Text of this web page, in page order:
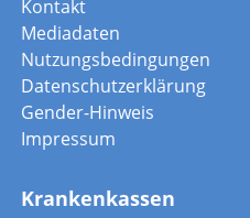
Kontakt
Mediadaten
Nutzungsbedingungen
Datenschutzerklärung
Gender-Hinweis
Impressum
Krankenkassen